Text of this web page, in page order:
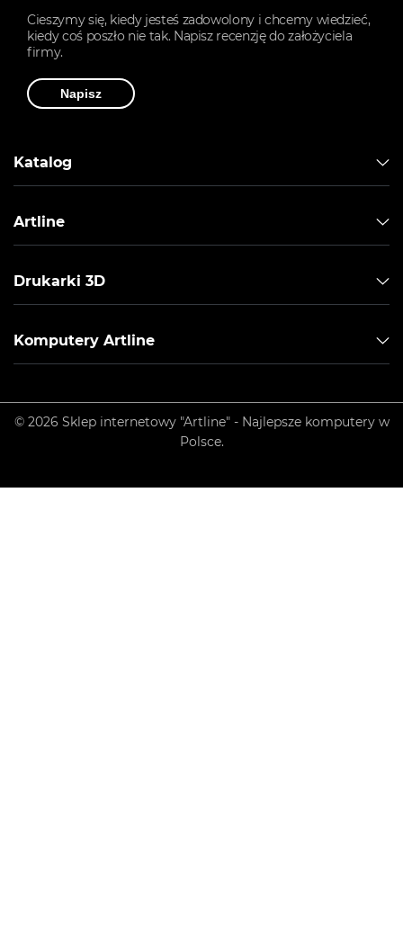
Cieszymy się, kiedy jesteś zadowolony i chcemy wiedzieć,
kiedy coś poszło nie tak. Napisz recenzję do założyciela
firmy.
Napisz
Katalog
Artline
Drukarki 3D
Komputery Artline
© 2026 Sklep internetowy "Artline" - Najlepsze komputery w
Polsce.